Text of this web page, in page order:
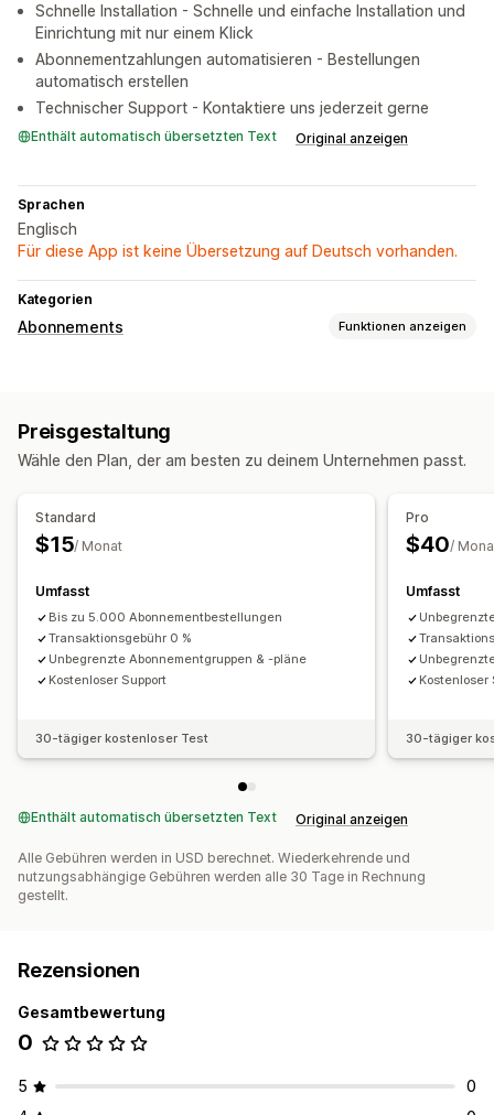
Schnelle Installation - Schnelle und einfache Installation und
Einrichtung mit nur einem Klick
Abonnementzahlungen automatisieren - Bestellungen
automatisch erstellen
Technischer Support - Kontaktiere uns jederzeit gerne
Enthält automatisch übersetzten Text Original anzeigen
Sprachen
Englisch
Für diese App ist keine Übersetzung auf Deutsch vorhanden.
Kategorien
Abonnements Funktionen anzeigen
Die Preise kannst du festlegen
Preisgestaltung
Wähle den Plan, der am besten zu deinem Unternehmen passt.
Standard
$15/ Monat
Umfasst
Bis zu 5.000 Abonnementbestellungen
Transaktionsgebühr 0 %
Unbegrenzte Abonnementgruppen & -pläne
Kostenloser Support
30-tägiger kostenloser Test
Pro
$40/
Umfasst
Kostenloser
30-tägiger
Enthält automatisch übersetzten Text Original anzeigen
Alle Gebühren werden in USD berechnet. Wiederkehrende und
nutzungsabhängige Gebühren werden alle 30 Tage in Rechnung
gestellt.
Rezensionen
Gesamtbewertung
0
5
0